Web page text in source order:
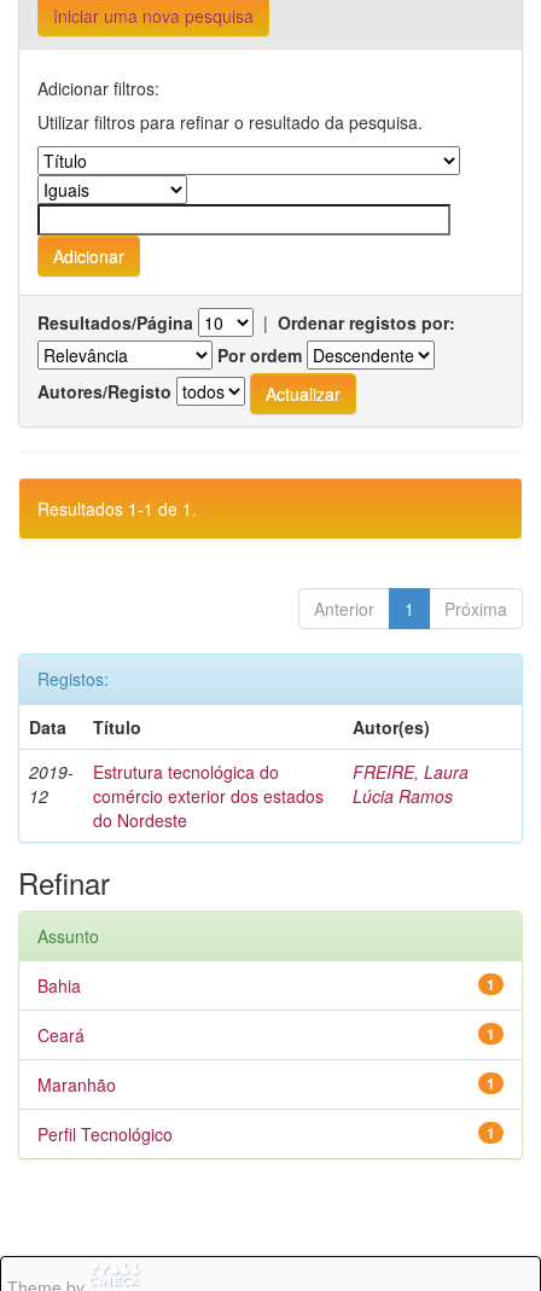
Iniciar uma nova pesquisa
Adicionar filtros:
Utilizar filtros para refinar o resultado da pesquisa.
Resultados/Página | Ordenar registos por:
Por ordem
Autores/Registo
Resultados 1-1 de 1.
Anterior 1 Próxima
Registos:
Data
Título
Autor(es)
2019-
12
Estrutura tecnológica do
comércio exterior dos estados
do Nordeste
FREIRE, Laura
Lúcia Ramos
Refinar
Assunto
1
Bahia
1
Ceará
1
Maranhão
1
Perfil Tecnológico